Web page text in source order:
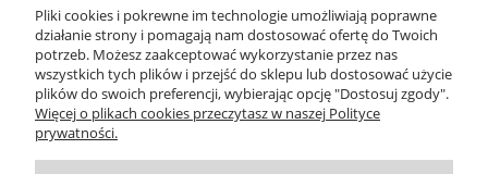
Sukienka Hav En Brązowa
Pliki cookies i pokrewne im technologie umożliwiają poprawne
działanie strony i pomagają nam dostosować ofertę do Twoich
potrzeb. Możesz zaakceptować wykorzystanie przez nas
wszystkich tych plików i przejść do sklepu lub dostosować użycie
plików do swoich preferencji, wybierając opcję "Dostosuj zgody".
Więcej o plikach cookies przeczytasz w naszej Polityce
prywatności.